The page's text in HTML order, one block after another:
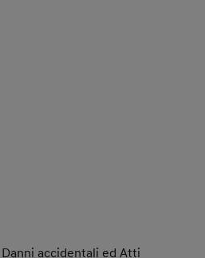
accidentali ed Atti